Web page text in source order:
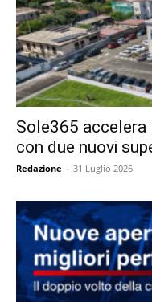
Sole365 accelera
con due nuovi
Redazione - 31 Luglio 2026